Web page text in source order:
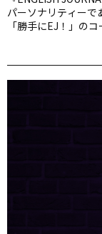
パーソナリティーで
「勝手にEJ！」の
抱える悩みに答え
トピックを鋭く、深